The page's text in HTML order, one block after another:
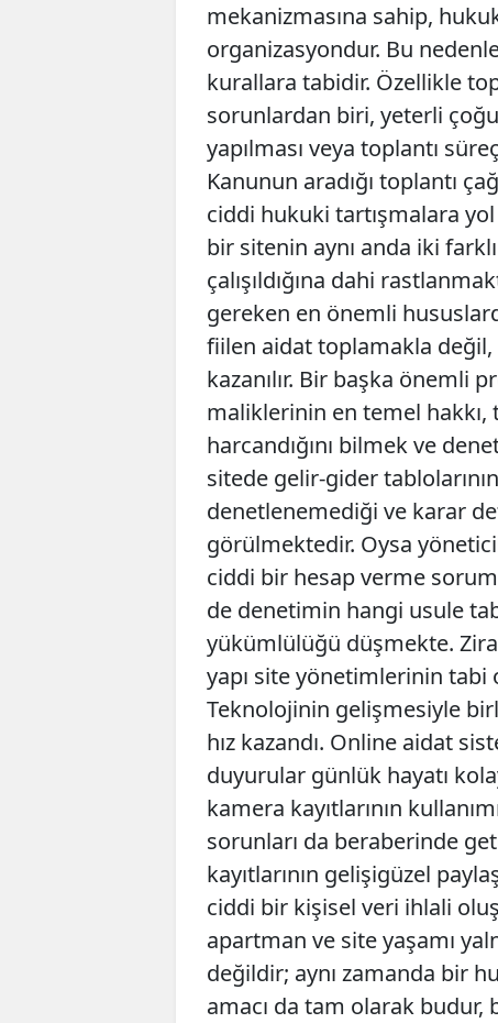
mekanizmasına sahip,
organizasyondur. Bu
kurallara tabidir. Özellikle
sorunlardan biri, yeterli
yapılması veya toplantı
Kanunun aradığı toplantı
ciddi hukuki tartışmalara
bir sitenin aynı anda iki
çalışıldığına dahi
gereken en önemli
fiilen aidat toplamakla
kazanılır. Bir başka önemli
maliklerinin en temel
harcandığını bilmek ve
sitede gelir-gider
denetlenemediği ve karar
görülmektedir. Oysa
ciddi bir hesap verme
de denetimin hangi usule
yükümlülüğü düşmekte.
yapı site yönetimlerinin tabi
Teknolojinin gelişmesiyle
hız kazandı. Online aidat
duyurular günlük hayatı
kamera kayıtlarının
sorunları da beraberinde
kayıtlarının gelişigüzel
ciddi bir kişisel veri ihlali
apartman ve site yaşamı
değildir; aynı zamanda bir
amacı da tam olarak budur,